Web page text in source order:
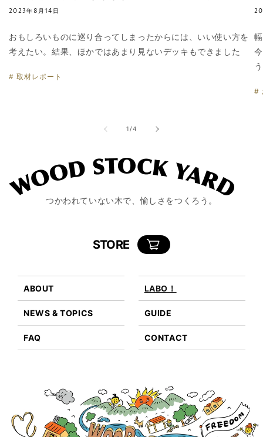
2023年8月14日
おもしろいものに巡り合ってしまったからには、いい使い方を
考えたい。結果、ほかではあまり見ないデッキもできました
# 取材レポート
#
1/の
4
つかわれていない木で、愉しさをつくろう。
STORE
カ
ト
ABOUT LABO！
NEWS & TOPICS GUIDE
FAQ CONTACT